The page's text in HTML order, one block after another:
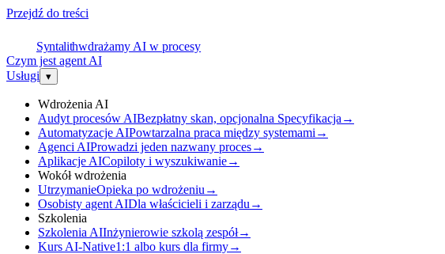
Przejdź do treści
Syntalithwdrażamy AI w procesy
Czym jest agent AI
Usługi ▾
Wdrożenia AI
Audyt procesów AIBezpłatny skan, opcjonalna Specyfikacja →
Automatyzacje AIPowtarzalna praca między systemami →
Agenci AIProwadzi jeden nazwany proces→
Aplikacje AICopiloty i wyszukiwanie→
Wokół wdrożenia
UtrzymanieOpieka po wdrożeniu →
Osobisty agent AIDla właścicieli i zarządu →
Szkolenia
Szkolenia AIInżynierowie szkolą zespół→
Kurs AI-Native1:1 albo kurs dla firmy→